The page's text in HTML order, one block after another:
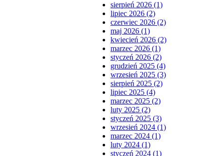
sierpień 2026 (1)
lipiec 2026 (2)
czerwiec 2026 (2)
maj 2026 (1)
kwiecień 2026 (2)
marzec 2026 (1)
styczeń 2026 (2)
grudzień 2025 (4)
wrzesień 2025 (3)
sierpień 2025 (2)
lipiec 2025 (4)
marzec 2025 (2)
luty 2025 (2)
styczeń 2025 (3)
wrzesień 2024 (1)
marzec 2024 (1)
luty 2024 (1)
styczeń 2024 (1)